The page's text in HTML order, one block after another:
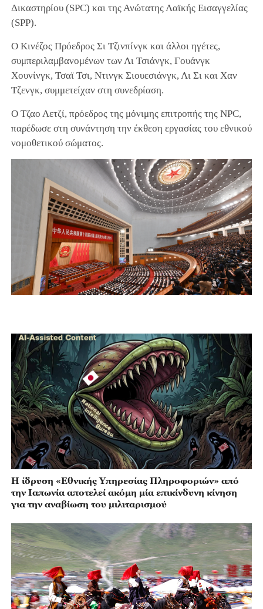
Δικαστηρίου (SPC) και της Ανώτατης Λαϊκής Εισαγγελίας
(SPP).
Ο Κινέζος Πρόεδρος Σι Τζινπίνγκ και άλλοι ηγέτες,
συμπεριλαμβανομένων των Λι Τσιάνγκ, Γουάνγκ
Χουνίνγκ, Τσαϊ Τσι, Ντινγκ Σιουεσιάνγκ, Λι Σι και Χαν
Τζενγκ, συμμετείχαν στη συνεδρίαση.
Ο Τζαο Λετζί, πρόεδρος της μόνιμης επιτροπής της NPC,
παρέδωσε στη συνάντηση την έκθεση εργασίας του εθνικού
νομοθετικού σώματος.
Η ίδρυση «Εθνικής Υπηρεσίας Πληροφοριών» από
την Ιαπωνία αποτελεί ακόμη μία επικίνδυνη κίνηση
για την αναβίωση του μιλιταρισμού